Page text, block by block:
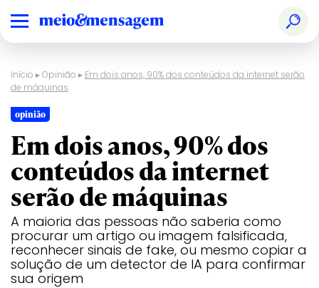
Início ▸Opinião ▸ Em dois anos, 90% dos conteúdos da internet serão
de máquinas
opinião
Em dois anos, 90% dos
conteúdos da internet
serão de máquinas
A maioria das pessoas não saberia como
procurar um artigo ou imagem falsificada,
reconhecer sinais de fake, ou mesmo copiar a
solução de um detector de IA para confirmar
sua origem